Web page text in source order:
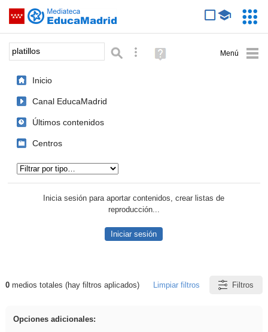
Saltar navegación
Palabra o frase: Búsqueda avanzada
Ayuda
(en
Inicio
Canal EducaMadrid
Últimos contenidos
Centros
Inicia sesión para aportar contenidos, crear listas de
reproducción...
Iniciar sesión
Resultados de: platillos
0medios totales (hay filtros aplicados) Limpiar filtros Filtros
Opciones adicionales: